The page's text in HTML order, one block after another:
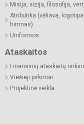
Misija, vizija, filosofija,
Atributika (vėliava,
himnas)
Uniformos
Ataskaitos
Finansinių ataskaitų
Viešieji pirkimai
Projektinė veikla